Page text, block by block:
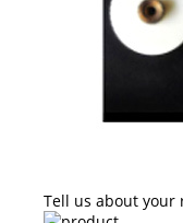
Tell us about